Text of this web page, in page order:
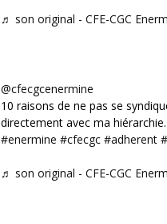
♬ son original - CFE-CGC
@cfecgcenermine
10 raisons de ne pas se
directement avec ma hiérarchie.
#enermine #cfecgc #adherent
♬ son original - CFE-CGC